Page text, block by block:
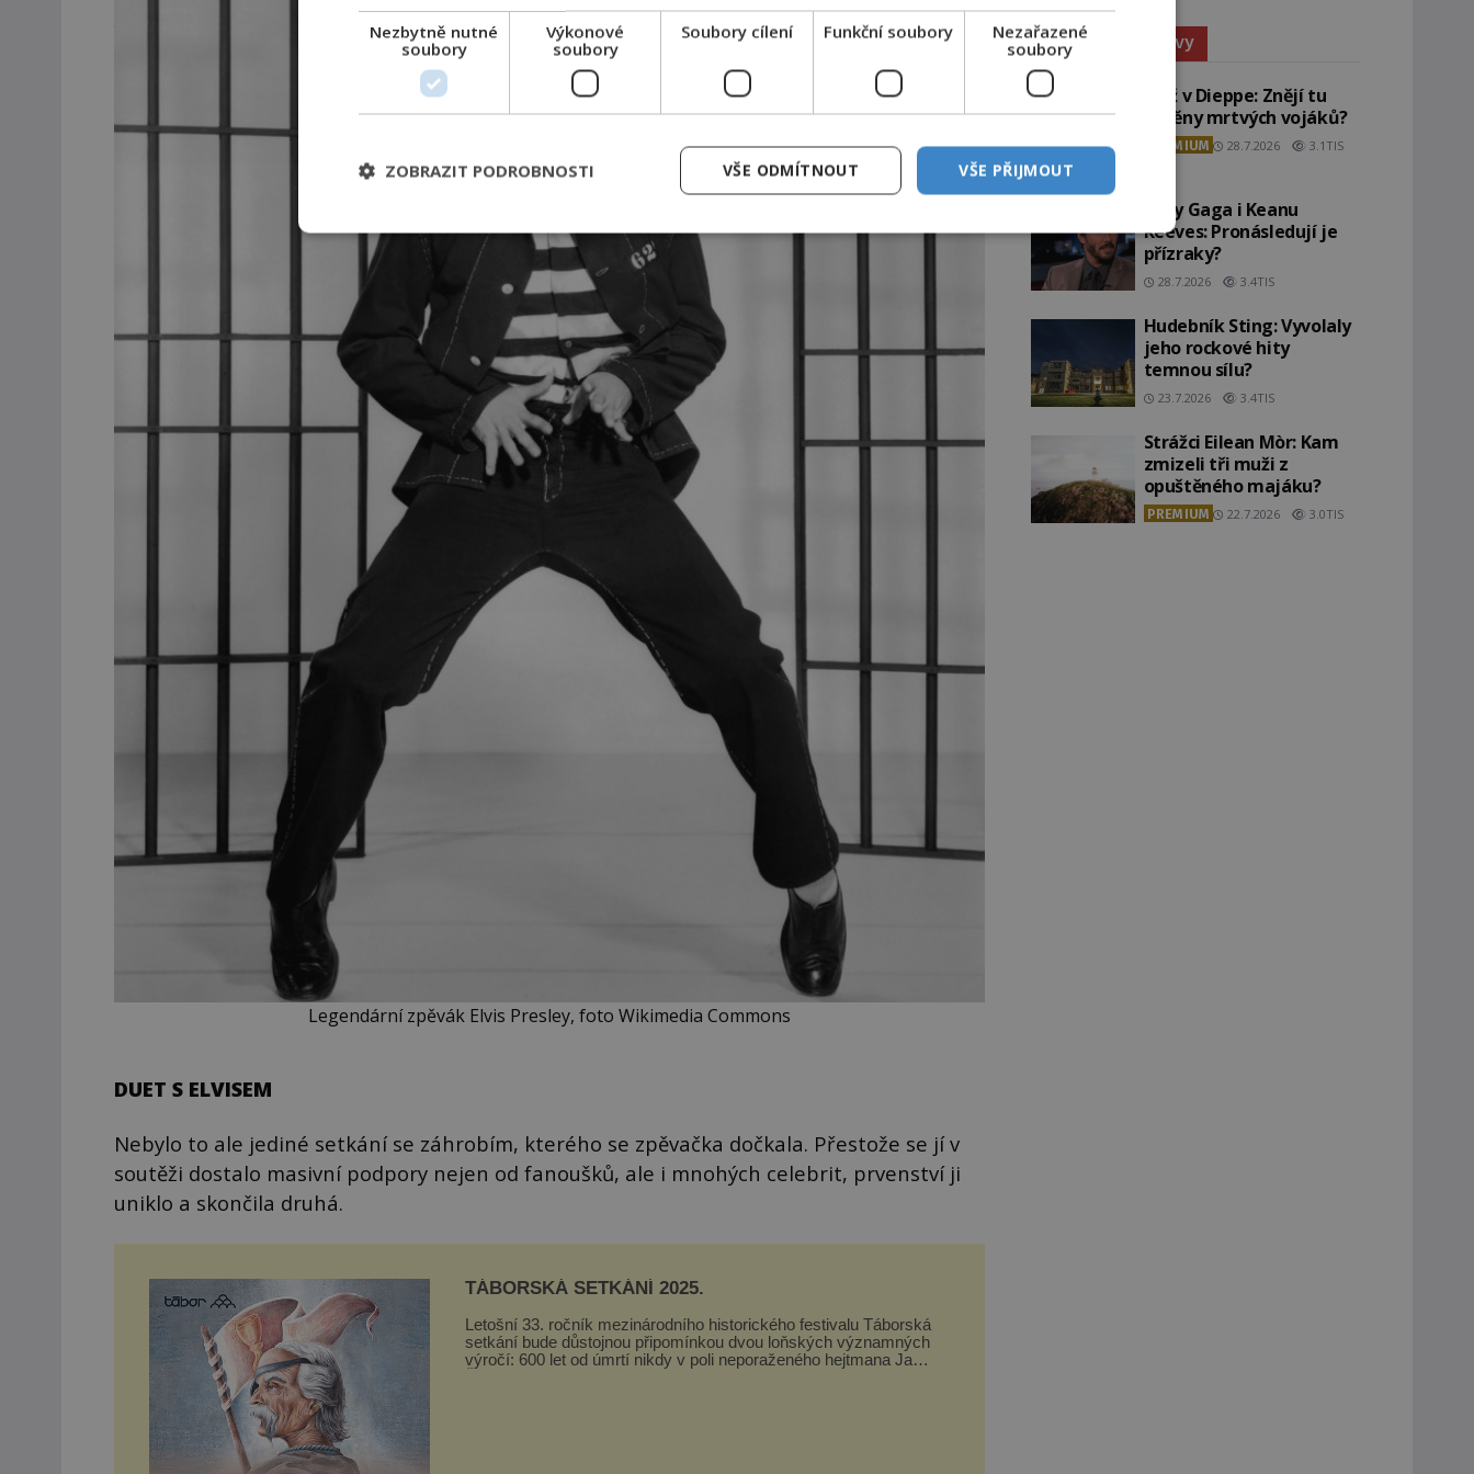
Legendární zpěvák Elvis Presley, foto Wikimedia Commons
DUET S ELVISEM
Nebylo to ale jediné setkání se záhrobím, kterého se zpěvačka dočkala. Přestože se jí v
soutěži dostalo masivní podpory nejen od fanoušků, ale i mnohých celebrit, prvenství ji
uniklo a skončila druhá.
TÁBORSKÁ SETKÁNÍ 2025.
Letošní 33. ročník mezinárodního historického festivalu Táborská
setkání bude důstojnou připomínkou dvou loňských významných
výročí: 600 let od úmrtí nikdy v poli neporaženého hejtmana Jana
Paranormální jevy
Pláž v Dieppe: Znějí tu
ozvěny mrtvých vojáků?
PREMIUM 28.7.2026 3.1TIS
Lady Gaga i Keanu
Reeves: Pronásledují je
přízraky?
28.7.2026 3.4TIS
Hudebník Sting: Vyvolaly
jeho rockové hity
temnou sílu?
23.7.2026 3.4TIS
Strážci Eilean Mòr: Kam
zmizeli tři muži z
opuštěného majáku?
PREMIUM 22.7.2026 3.0TIS
Nezbytně nutné
soubory
Výkonové
soubory
Soubory cílení Funkční soubory
Nezařazené
soubory
VŠE PŘIJMOUT
VŠE ODMÍTNOUT
ZOBRAZIT PODROBNOSTI